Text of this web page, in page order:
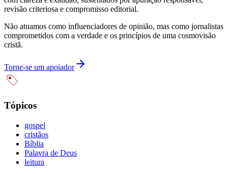
revisão criteriosa e compromisso editorial.
Não atuamos como influenciadores de opinião, mas como jornalistas
comprometidos com a verdade e os princípios de uma cosmovisão
cristã.
Torne-se um apoiador
Tópicos
gospel
cristãos
Bíblia
Palavra de Deus
leitura